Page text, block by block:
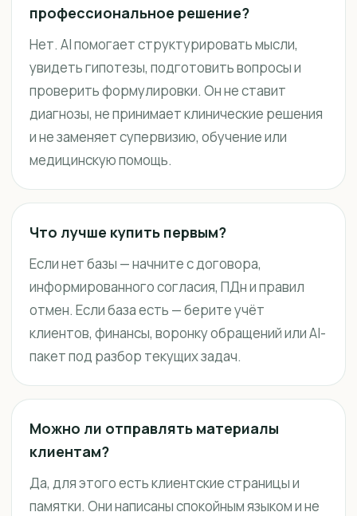
профессиональное решение?
Нет. AI помогает структурировать мысли,
увидеть гипотезы, подготовить вопросы и
проверить формулировки. Он не ставит
диагнозы, не принимает клинические решения
и не заменяет супервизию, обучение или
медицинскую помощь.
Что лучше купить первым?
Если нет базы — начните с договора,
информированного согласия, ПДн и правил
отмен. Если база есть — берите учёт
клиентов, финансы, воронку обращений или AI-
пакет под разбор текущих задач.
Можно ли отправлять материалы
клиентам?
Да, для этого есть клиентские страницы и
памятки. Они написаны спокойным языком и не